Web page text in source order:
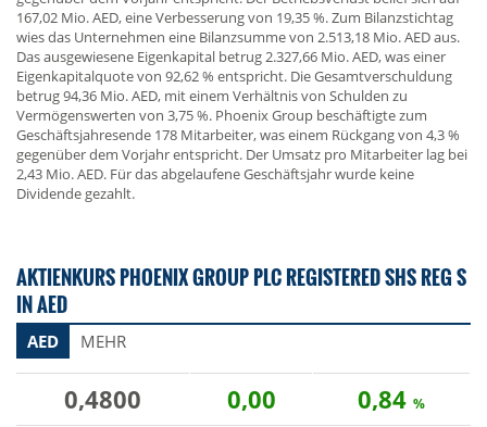
167,02 Mio. AED, eine Verbesserung von 19,35 %. Zum Bilanzstichtag
wies das Unternehmen eine Bilanzsumme von 2.513,18 Mio. AED aus.
Das ausgewiesene Eigenkapital betrug 2.327,66 Mio. AED, was einer
Eigenkapitalquote von 92,62 % entspricht. Die Gesamtverschuldung
betrug 94,36 Mio. AED, mit einem Verhältnis von Schulden zu
Vermögenswerten von 3,75 %. Phoenix Group beschäftigte zum
Geschäftsjahresende 178 Mitarbeiter, was einem Rückgang von 4,3 %
gegenüber dem Vorjahr entspricht. Der Umsatz pro Mitarbeiter lag bei
2,43 Mio. AED. Für das abgelaufene Geschäftsjahr wurde keine
Dividende gezahlt.
AKTIENKURS PHOENIX GROUP PLC REGISTERED SHS REG S
IN AED
AED MEHR
0,4800 0,00 0,84 %